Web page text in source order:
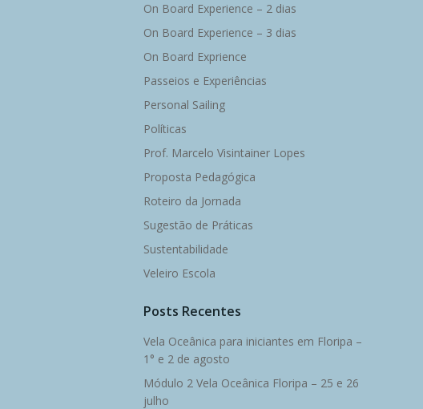
On Board Experience – 2 dias
On Board Experience – 3 dias
On Board Exprience
Passeios e Experiências
Personal Sailing
Políticas
Prof. Marcelo Visintainer Lopes
Proposta Pedagógica
Roteiro da Jornada
Sugestão de Práticas
Sustentabilidade
Veleiro Escola
Posts Recentes
Vela Oceânica para iniciantes em Floripa –
1° e 2 de agosto
Módulo 2 Vela Oceânica Floripa – 25 e 26
julho